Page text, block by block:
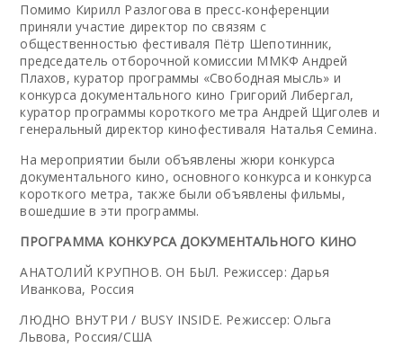
Помимо Кирилл Разлогова в пресс-конференции
приняли участие директор по связям с
общественностью фестиваля Пётр Шепотинник,
председатель отборочной комиссии ММКФ Андрей
Плахов, куратор программы «Свободная мысль» и
конкурса документального кино Григорий Либергал,
куратор программы короткого метра Андрей Щиголев и
генеральный директор кинофестиваля Наталья Семина.
На мероприятии были объявлены жюри конкурса
документального кино, основного конкурса и конкурса
короткого метра, также были объявлены фильмы,
вошедшие в эти программы.
ПРОГРАММА КОНКУРСА ДОКУМЕНТАЛЬНОГО КИНО
АНАТОЛИЙ КРУПНОВ. ОН БЫЛ. Режиссер: Дарья
Иванкова, Россия
ЛЮДНО ВНУТРИ / BUSY INSIDE. Режиссер: Ольга
Львова, Россия/США